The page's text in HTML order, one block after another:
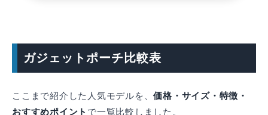
ガジェットポーチ比較表
ここまで紹介した人気モデルを、価格・サイズ・特徴・
おすすめポイント で一覧比較しました。